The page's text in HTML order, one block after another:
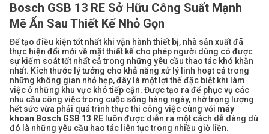
Bosch GSB 13 RE Sở Hữu Công Suất Mạnh
Mẽ Ẩn Sau Thiết Kế Nhỏ Gọn
Để tạo điều kiện tốt nhất khi vận hành thiết bị, nhà sản xuất đã
thực hiện đổi mới về mặt thiết kế cho phép người dùng có được
sự kiểm soát tốt nhất cả trong những yêu cầu thao tác khó khăn
nhất. Kích thước lý tưởng cho khả năng xử lý linh hoạt cả trong
những không gian nhỏ hẹp, đây là một lợi thế đặc biệt khi làm
việc ở những khu vực khó tiếp cận. Được tạo ra để phục vụ các
nhu cầu công việc trong cuộc sống hàng ngày, nhờ trọng lượng
hết sức vừa phải quá trình thực thi công việc cùng với máy
khoan Bosch GSB 13 RE luôn được diễn ra một cách dễ dàng dù
đó là những yêu cầu hao tác liên tục trong nhiều giờ liền.